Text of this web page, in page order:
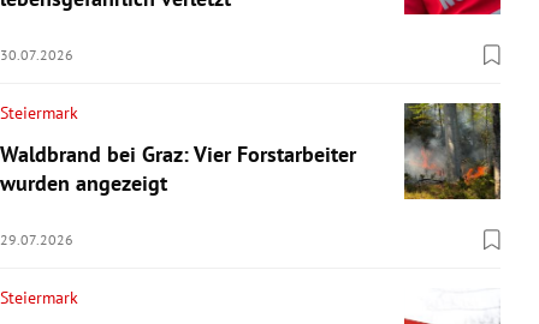
30.07.2026
Steiermark
Waldbrand bei Graz: Vier Forstarbeiter
wurden angezeigt
29.07.2026
Steiermark